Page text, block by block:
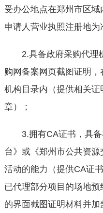
受办公地点在郑州市区
申请人营业执照注册地为
2.具备政府采购代理
购网备案网页截图证明
机构目录内（提供相关
章）；
3.拥有CA证书，具
台》或《郑州市公共资
活动的能力（提供CA证
已代理部分项目的场地
的界面截图证明材料并加